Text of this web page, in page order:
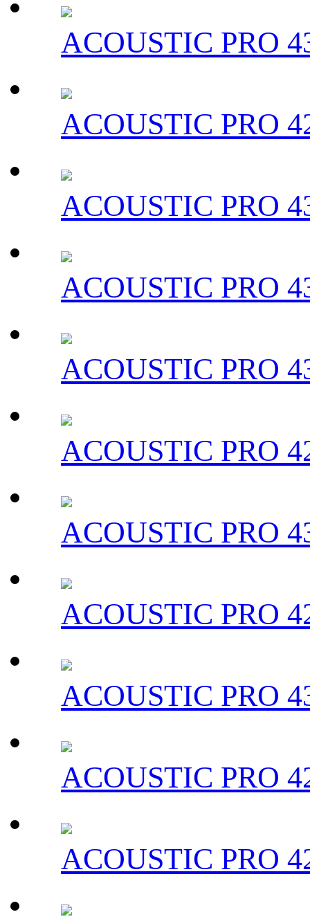
ACOUSTIC PRO
ACOUSTIC PRO
ACOUSTIC PRO
ACOUSTIC PRO
ACOUSTIC PRO
ACOUSTIC PRO
ACOUSTIC PRO
ACOUSTIC PRO
ACOUSTIC PRO
ACOUSTIC PRO
ACOUSTIC PRO